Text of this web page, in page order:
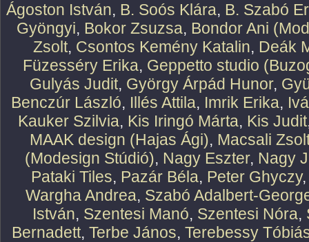
Ágoston István, B. Soós Klára, B. Szabó
Gyöngyi, Bokor Zsuzsa, Bondor Ani
Zsolt, Csontos Kemény Katalin, Deák
Füzesséry Erika, Geppetto studio
Gulyás Judit, György Árpád Hunor,
Benczúr László, Illés Attila, Imrik Erika,
Kauker Szilvia, Kis Iringó Márta, Kis Judit
MAAK design (Hajas Ági), Macsali
(Modesign Stúdió), Nagy Eszter, Nagy
Pataki Tiles, Pazár Béla, Peter Ghyczy
Wargha Andrea, Szabó Adalbert-
István, Szentesi Manó, Szentesi Nóra,
Bernadett, Terbe János, Terebessy